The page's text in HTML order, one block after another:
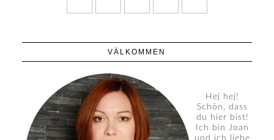
VÄLKOMMEN
Hej hej!
Schön, dass
du hier bist!
Ich bin Joan
und ich liebe